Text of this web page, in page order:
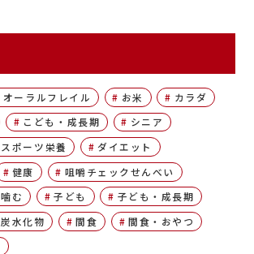
オーラルフレイル お米
カラダ
こども・成長期
シニア
スポーツ栄養
ダイエット
健康
咀嚼チェックせんべい
噛む 子ども
子ども・成長期
炭水化物 間食
間食・おやつ